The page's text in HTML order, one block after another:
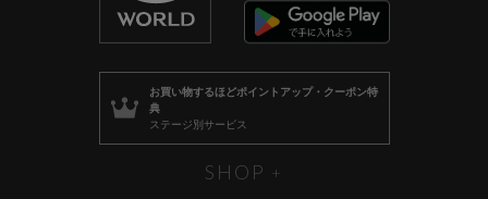
お買い物するほどポイントアップ・クーポン特
典
ステージ別サービス
SHOP